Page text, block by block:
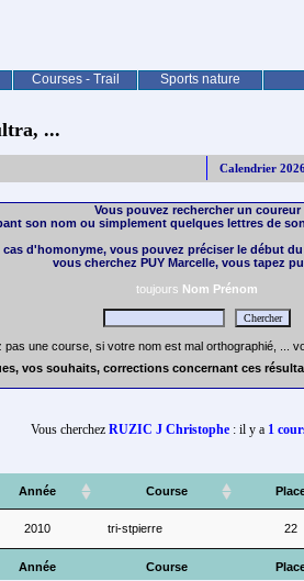
Courses - Trail Sports nature
...
Calendrier
Vous pouvez rechercher un coureur
son nom ou simplement quelques lettres de
cas d'homonyme, vous pouvez préciser le début
vous cherchez PUY Marcelle, vous tapez
toujours Nom Prénom
pas une course, si votre nom est mal orthographié, ...
vos souhaits, corrections concernant ces
Vous cherchez RUZIC J Christophe: il y a 1
Année Course
Année Course
2010 tri-stpierre 22